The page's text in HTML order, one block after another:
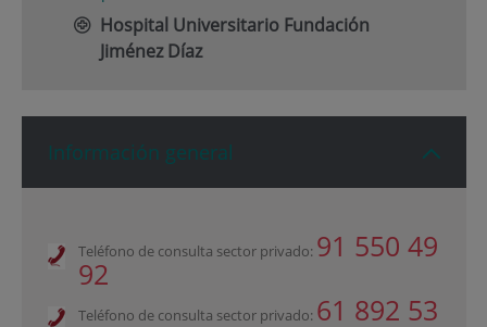
Hospital Universitario Fundación
Jiménez Díaz
Información general
Teléfono de consulta sector privado: 91 550 49
92
Teléfono de consulta sector privado: 61 892 53